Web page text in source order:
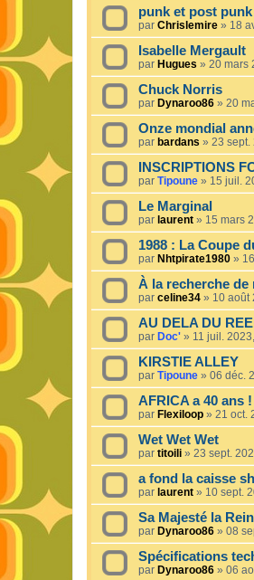
punk et post punk
par Chrislemire » 18
Isabelle Mergault
par Hugues » 20 mars
Chuck Norris
par Dynaroo86 » 20
Onze mondial
par bardans » 23 sept.
INSCRIPTIONS
par Tipoune » 15 juil.
Le Marginal
par laurent » 15 mars
1988 : La Coupe
par Nhtpirate1980 »
À la recherche
par celine34 » 10 août
AU DELA DU
par Doc' » 11 juil.
KIRSTIE ALLEY
par Tipoune » 06 déc.
AFRICA a 40 ans
par Flexiloop » 21 oct.
Wet Wet Wet
par titoili » 23 sept.
a fond la caisse
par laurent » 10 sept.
Sa Majesté la
par Dynaroo86 » 08
Spécifications
par Dynaroo86 » 06